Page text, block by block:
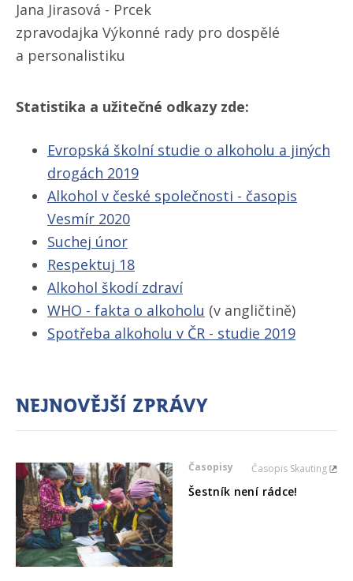
Jana Jirasová - Prcek
zpravodajka Výkonné rady pro dospělé
a personalistiku
Statistika a užitečné odkazy zde:
Evropská školní studie o alkoholu a jiných
drogách 2019
Alkohol v české společnosti - časopis
Vesmír 2020
Suchej únor
Respektuj 18
Alkohol škodí zdraví
WHO - fakta o alkoholu (v angličtině)
Spotřeba alkoholu v ČR - studie 2019
Nejnovější zprávy
Časopisy Časopis Skauting
Šestník není rádce!